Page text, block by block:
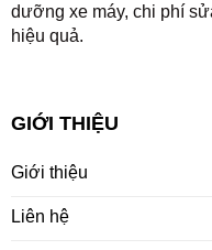
dưỡng xe máy, chi phí
hiệu quả.
GIỚI THIỆU
Giới thiệu
Liên hệ